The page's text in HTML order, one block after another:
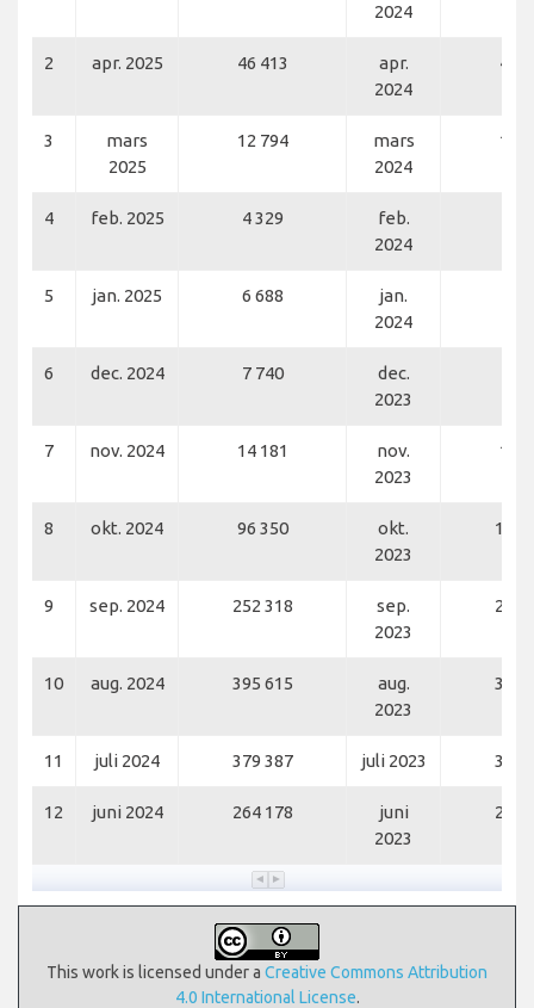
2024
2 apr. 2025 46 413
apr.
2024
45
3
mars
2025
12 794
mars
2024
14
4 feb. 2025 4 329
feb.
2024
5 jan. 2025 6 688
jan.
2024
6 dec. 2024 7 740
dec.
2023
7 nov. 2024 14 181
nov.
2023
13
8 okt. 2024 96 350
okt.
2023
106
9 sep. 2024 252 318
sep.
2023
271
10 aug. 2024 395 615
aug.
2023
393
11 juli 2024 379 387 juli 2023 394
12 juni 2024 264 178
juni
2023
269
This work is licensed under a Creative Commons Attribution
4.0 International License.